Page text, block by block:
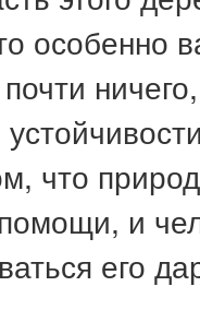
особенно
что
и
его